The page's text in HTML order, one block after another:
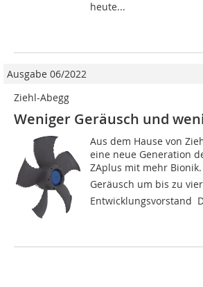
heute...
Ausgabe 06/2022
Ziehl-Abegg
Weniger Geräusch und
Aus dem Hause von
eine neue Generation
ZAplus mit mehr Bionik.
Geräusch um bis zu
Entwicklungsvorstand